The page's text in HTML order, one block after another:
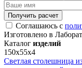
Получить расчет
Соглашаюсь с
Изготовлено в
Каталог изделий
150х55х4
Светлая столешница